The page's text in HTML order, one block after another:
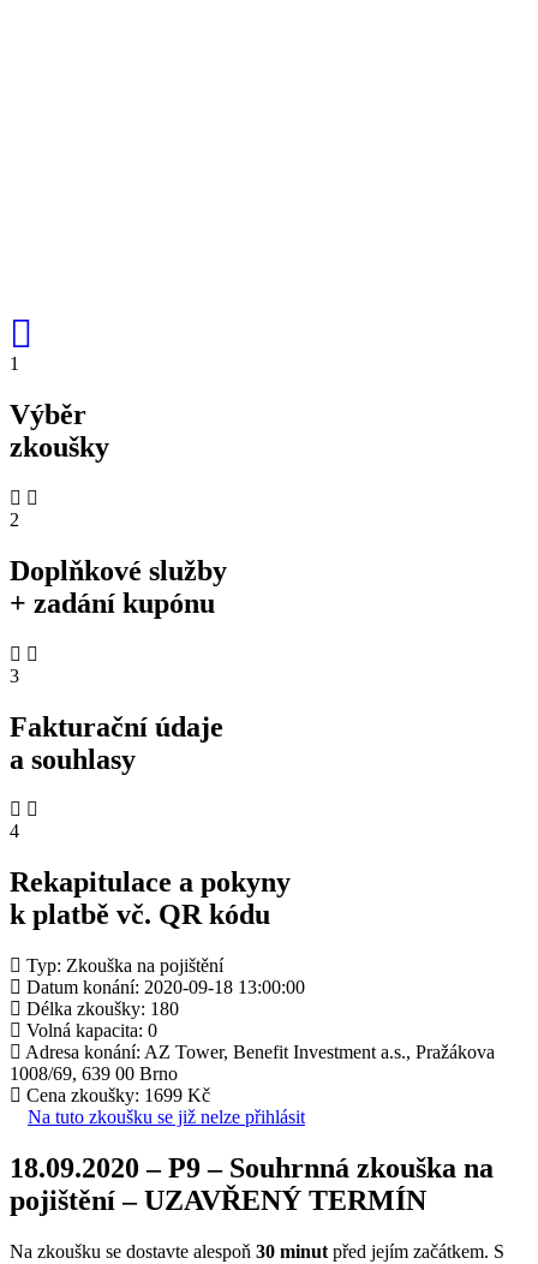
1
Výběr
zkoušky
2
Doplňkové služby
+ zadání kupónu
3
Fakturační údaje
a souhlasy
4
Rekapitulace a pokyny
k platbě vč. QR kódu
Typ: Zkouška na pojištění
Datum konání: 2020-09-18 13:00:00
Délka zkoušky: 180
Volná kapacita: 0
Adresa konání: AZ Tower, Benefit Investment a.s., Pražákova
1008/69, 639 00 Brno
Cena zkoušky: 1699 Kč
Na tuto zkoušku se již nelze přihlásit
18.09.2020 – P9 – Souhrnná zkouška na
pojištění – UZAVŘENÝ TERMÍN
Na zkoušku se dostavte alespoň 30 minut před jejím začátkem. S